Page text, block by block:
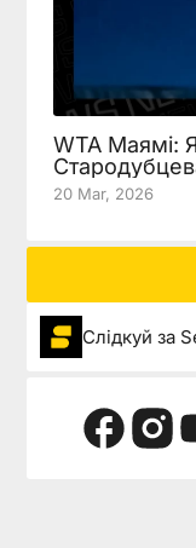
WTA Маямі:
20 Mar, 2026
Слідкуй за